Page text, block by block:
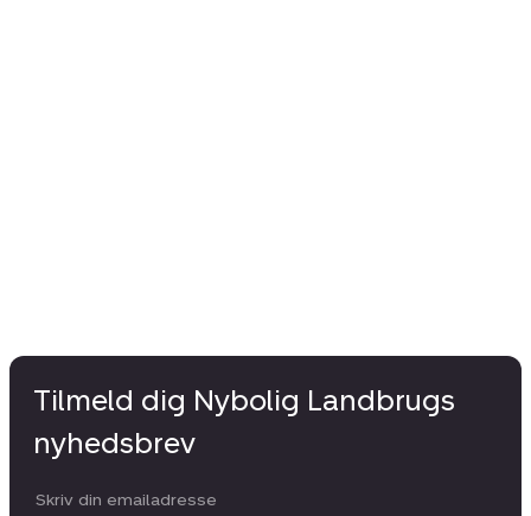
Tilmeld dig Nybolig Landbrugs
nyhedsbrev
Din email: